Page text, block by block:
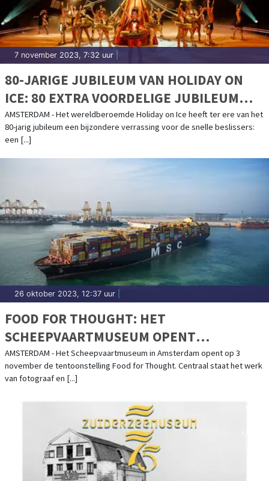
7 november 2023, 7:32 uur
80-JARIGE JUBILEUM VAN HOLIDAY ON
ICE: 80 EXTRA VOORDELIGE JUBILEUM
FAMILIETICKETS PER SHOW BESCHIKBAAR
AMSTERDAM - Het wereldberoemde Holiday on Ice heeft ter ere van het
80-jarig jubileum een bijzondere verrassing voor de snelle beslissers:
een [...]
26 oktober 2023, 12:37 uur
FOOD FOR THOUGHT: HET
SCHEEPVAARTMUSEUM OPENT
TENTOONSTELLING OVER DE VERBORGEN
WERELD ACHTER ONS VOEDSEL
AMSTERDAM - Het Scheepvaartmuseum in Amsterdam opent op 3
november de tentoonstelling Food for Thought. Centraal staat het werk
van fotograaf en [...]